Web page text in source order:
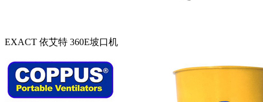
EXACT 依艾特 360E坡口机